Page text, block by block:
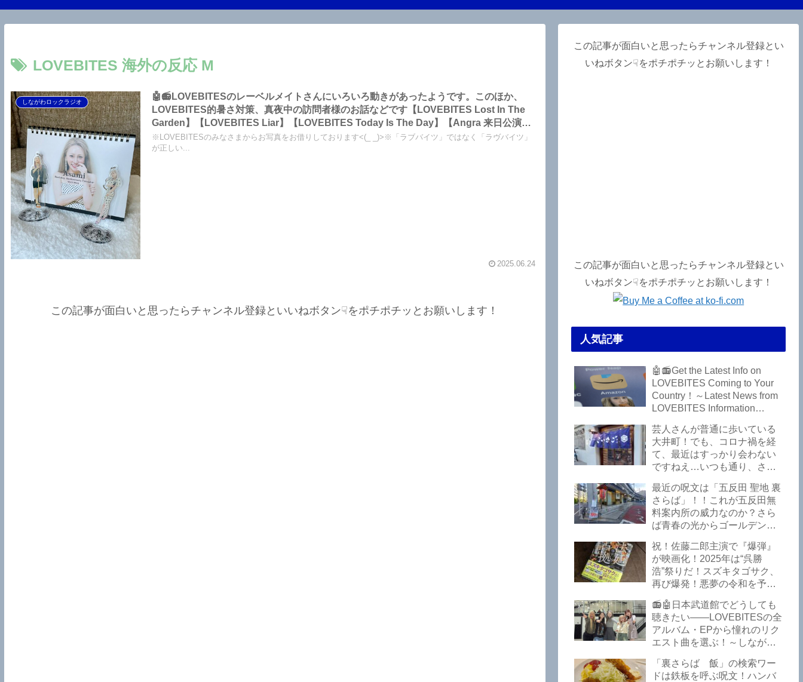
LOVEBITES 海外の反応 M
しながわロックラジオ
🤖📻LOVEBITESのレーベルメイトさんにいろいろ動きがあったようです。このほか、
LOVEBITES的暑さ対策、真夜中の訪問者様のお話などです【LOVEBITES Lost In The
Garden】【LOVEBITES Liar】【LOVEBITES Today Is The Day】【Angra 来日公演】
【Helloween This Is Tokyo】【Y＆T Midnight In Tokyo】【Last Autumn’s Dream
Again And Again】……etc～しながわロックラジオ
※LOVEBITESのみなさまからお写真をお借りしております<(_ _)>※「ラブバイツ」ではなく「ラヴバイツ」
が正しい...
2025.06.24
この記事が面白いと思ったらチャンネル登録といいねボタン☟をポチポチッとお願いします！
この記事が面白いと思ったらチャンネル登録とい
いねボタン☟をポチポチッとお願いします！
この記事が面白いと思ったらチャンネル登録とい
いねボタン☟をポチポチッとお願いします！
人気記事
🤖📻Get the Latest Info on
LOVEBITES Coming to Your
Country！～Latest News from
LOVEBITES Information
芸人さんが普通に歩いている
大井町！でも、コロナ禍を経
て、最近はすっかり会わない
ですねえ…いつも通り、さぼ
から飲んできました。私以外
にもLOVEBITESファンが数名
いるようですよ笑
最近の呪文は「五反田 聖地 裏
さらば」！！これが五反田無
料案内所の威力なのか？さら
ば青春の光からゴールデンウ
いた！激安の肉の刺し盛りが
美味い！酒もぶっちぎりで安
い！本格焼鳥 五反田「富士
屋」がオープンから３カ月で
ごった返しているぞ！【さら
ば青春の光 五反田 グルメ】
祝！佐藤二郎主演で『爆弾』
が映画化！2025年は“呉勝
浩”祭りだ！スズキタゴサク、
再び爆発！悪夢の令和を予言
２』が不気味な存在感で他を
圧倒した！異形の家族小説
『Q』も文句なしだぞ！～
2025年版「このミステリーが
すごい！」
📻🤖日本武道館でどうしても
聴きたい――LOVEBITESの全
アルバム・EPから憧れのリク
エスト曲を選ぶ！～しながわ
武道館】【ラブバイツ 武道
館】【LOVEBITES 武道館 セ
「裏さらば 飯」の検索ワー
ドは鉄板を呼ぶ呪文！ハンバ